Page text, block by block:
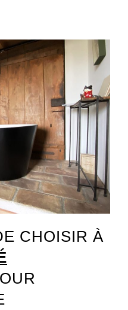
CHOISIR À